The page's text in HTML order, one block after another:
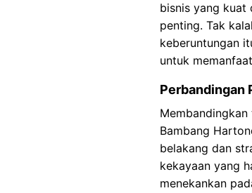
bisnis yang kuat
penting. Tak
keberuntungan
untuk
Perbandingan
Bambang
belakang dan
kekayaan yang
menekankan